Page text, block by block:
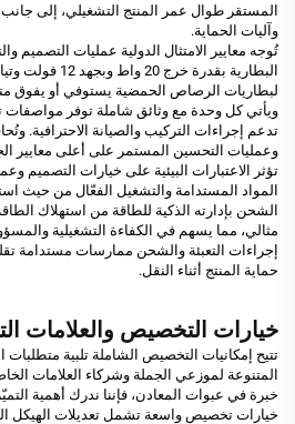
المستقر طوال عمر المنتج التشغيلي، إلى
وآليات الحماية.
تُوجه معايير الامتثال الدولية عمليات التصميم
لبطاريات الرصاص الحمضية يستوفي أو يفوق
ويأتي كل وحدة مع وثائق شاملة توفر مواصفات
تدعم إجراءات التركيب والصيانة الاحترافية.
وعمليات التحسين المستمر على أعلى معايير
تؤثر الاعتبارات البيئية على خيارات التصميم
المواد المستدامة والتشغيل الفعّال من حيث
الشحن بإدارته الذكية للطاقة من استهلاك
مثالي، مما يسهم في الكفاءة التشغيلية
إجراءات التعبئة والشحن ممارسات مستدامة
حماية المنتج أثناء النقل.
خيارات التخصيص والعلامات
تتيح إمكانيات التخصيص الشاملة تلبية متطلبات
المتنوعة لموزعي الجملة وشركاء العلامات
خبرة في عبوات المعادن، فإننا ندرك أهمية
خيارات تخصيص واسعة تشمل تعديلات الهيكل